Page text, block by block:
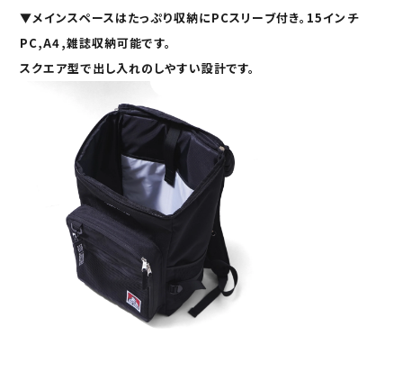
▼メインスペースはたっぷり収納にPCスリーブ付き。 15インチ
PC,A4,雑誌収納可能です。
スクエア型で出し入れのしやすい設計です。